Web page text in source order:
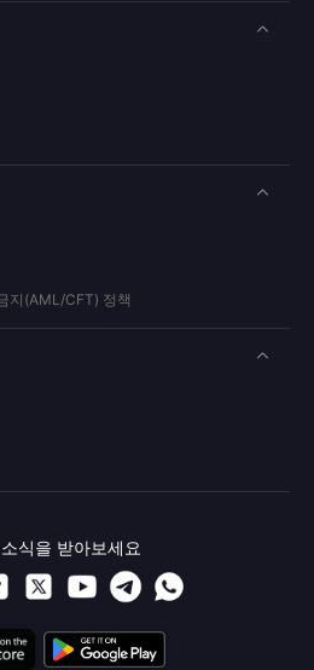
지(AML/CFT) 정책
식을 받아보세요